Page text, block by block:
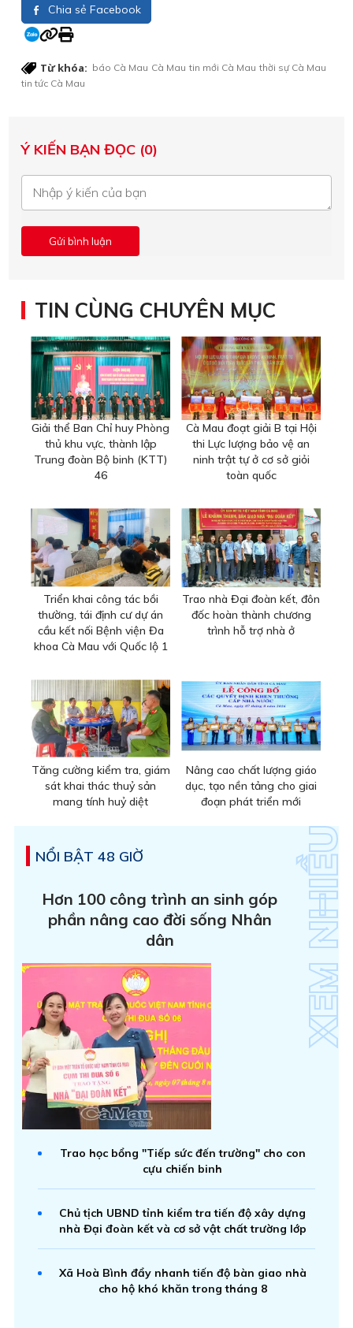
Chia sẻ Facebook
Từ khóa: báo Cà Mau Cà Mau tin mới Cà Mau thời sự Cà Mau
tin tức Cà Mau
Ý KIẾN BẠN ĐỌC (0)
TIN CÙNG CHUYÊN MỤC
Giải thể Ban Chỉ huy Phòng
thủ khu vực, thành lập
Trung đoàn Bộ binh (KTT)
46
Cà Mau đoạt giải B tại Hội
thi Lực lượng bảo vệ an
ninh trật tự ở cơ sở giỏi
toàn quốc
Triển khai công tác bồi
thường, tái định cư dự án
cầu kết nối Bệnh viện Đa
khoa Cà Mau với Quốc lộ 1
Trao nhà Đại đoàn kết, đôn
đốc hoàn thành chương
trình hỗ trợ nhà ở
Tăng cường kiểm tra, giám
sát khai thác thuỷ sản
mang tính huỷ diệt
Nâng cao chất lượng giáo
dục, tạo nền tảng cho giai
đoạn phát triển mới
NỔI BẬT 48 GIỜ
Hơn 100 công trình an sinh góp
phần nâng cao đời sống Nhân
dân
Trao học bổng "Tiếp sức đến trường" cho con
cựu chiến binh
Chủ tịch UBND tỉnh kiểm tra tiến độ xây dựng
nhà Đại đoàn kết và cơ sở vật chất trường lớp
Xã Hoà Bình đẩy nhanh tiến độ bàn giao nhà
cho hộ khó khăn trong tháng 8